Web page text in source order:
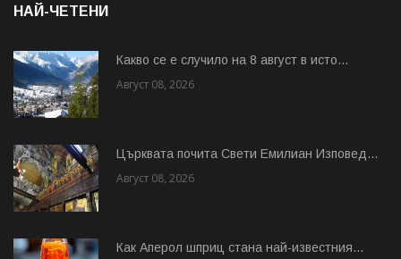
НАЙ-ЧЕТЕНИ
Какво се е случило на 8 август в исто...
Август 08, 2026
Църквата почита Свeти Емилиан Изповед...
Август 08, 2026
Как Аперол шприц стана най-известния...